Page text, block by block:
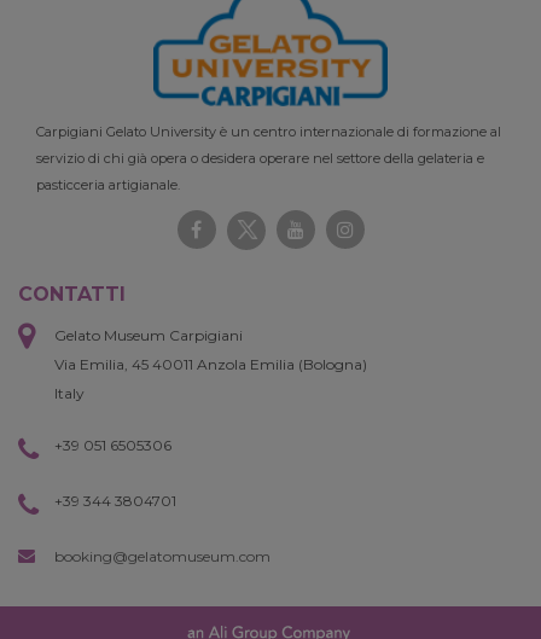
Carpigiani Gelato University è un centro internazionale di formazione al
servizio di chi già opera o desidera operare nel settore della gelateria e
pasticceria artigianale.
CONTATTI
Gelato Museum Carpigiani
Via Emilia, 45 40011 Anzola Emilia (Bologna)
Italy
+39 051 6505306
+39 344 3804701
booking@gelatomuseum.com